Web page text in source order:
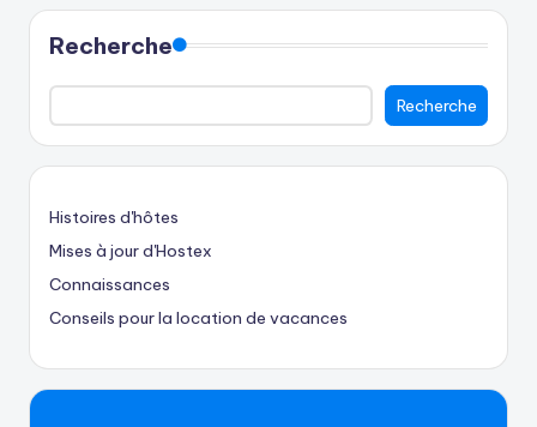
Recherche
Recherche
Histoires d'hôtes
Mises à jour d'Hostex
Connaissances
Conseils pour la location de vacances